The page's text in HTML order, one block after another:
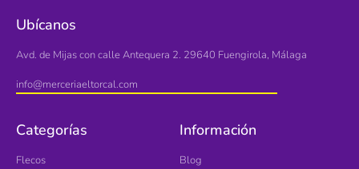
Ubícanos
Avd. de Mijas con calle Antequera 2. 29640 Fuengirola, Málaga
info@merceriaeltorcal.com
Categorías
Flecos
Información
Blog